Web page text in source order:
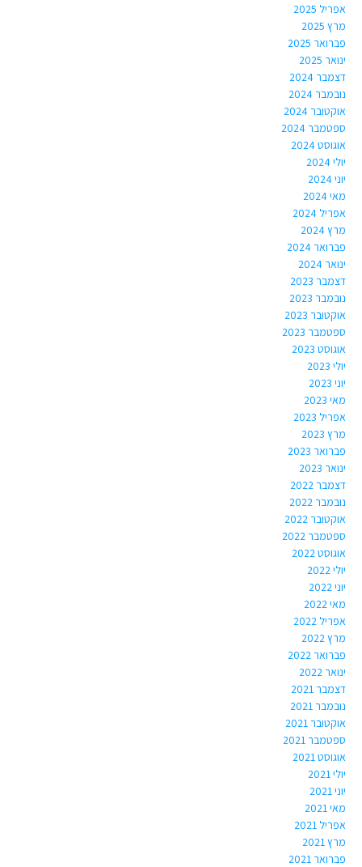
אפריל 2025
מרץ 2025
פברואר 2025
ינואר 2025
דצמבר 2024
נובמבר 2024
אוקטובר 2024
ספטמבר 2024
אוגוסט 2024
יולי 2024
יוני 2024
מאי 2024
אפריל 2024
מרץ 2024
פברואר 2024
ינואר 2024
דצמבר 2023
נובמבר 2023
אוקטובר 2023
ספטמבר 2023
אוגוסט 2023
יולי 2023
יוני 2023
מאי 2023
אפריל 2023
מרץ 2023
פברואר 2023
ינואר 2023
דצמבר 2022
נובמבר 2022
אוקטובר 2022
ספטמבר 2022
אוגוסט 2022
יולי 2022
יוני 2022
מאי 2022
אפריל 2022
מרץ 2022
פברואר 2022
ינואר 2022
דצמבר 2021
נובמבר 2021
אוקטובר 2021
ספטמבר 2021
אוגוסט 2021
יולי 2021
יוני 2021
מאי 2021
אפריל 2021
מרץ 2021
פברואר 2021